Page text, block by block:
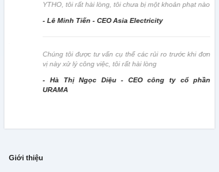
YTHO, tôi rất hài lòng, tôi chưa bị một khoản phạt nào
- Lê Minh Tiến - CEO Asia Electricity
Chúng tôi được tư vấn cụ thể các rủi ro trước khi đơn
vị này xử lý công việc, tôi rất hài lòng
- Hà Thị Ngọc Diệu - CEO công ty cổ phần
URAMA
Giới thiệu